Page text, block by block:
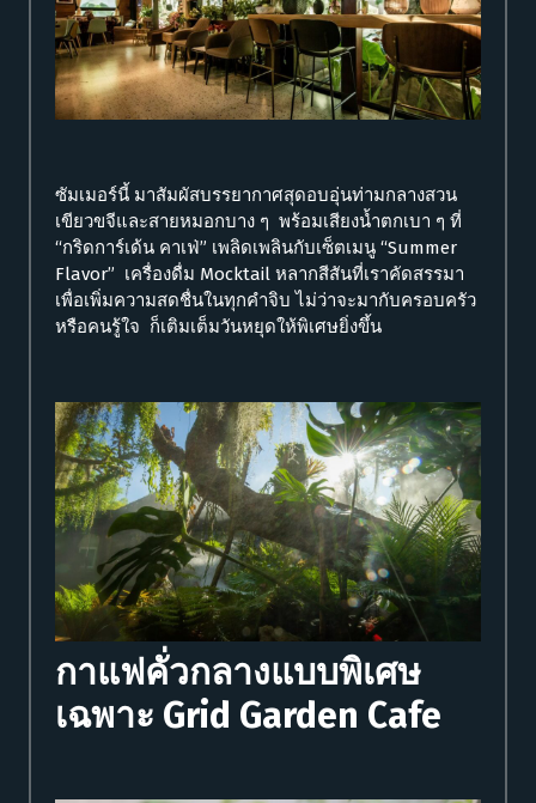
ซัมเมอร์นี้ มาสัมผัสบรรยากาศสุดอบอุ่นท่ามกลางสวน
เขียวขจีและสายหมอกบาง ๆ พร้อมเสียงน้ำตกเบา ๆ ที่
“กริดการ์เด้น คาเฟ่” เพลิดเพลินกับเซ็ตเมนู “Summer
Flavor” เครื่องดื่ม Mocktail หลากสีสันที่เราคัดสรรมา
เพื่อเพิ่มความสดชื่นในทุกคำจิบ ไม่ว่าจะมากับครอบครัว
หรือคนรู้ใจ ก็เติมเต็มวันหยุดให้พิเศษยิ่งขึ้น
กาแฟคั่วกลางแบบพิเศษ
เฉพาะ Grid Garden Cafe